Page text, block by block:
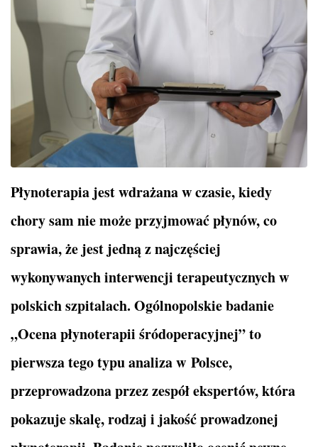
Płynoterapia jest wdrażana w czasie, kiedy
chory sam nie może przyjmować płynów, co
sprawia, że jest jedną z najczęściej
wykonywanych interwencji terapeutycznych w
polskich szpitalach. Ogólnopolskie badanie
„Ocena płynoterapii śródoperacyjnej” to
pierwsza tego typu analiza w Polsce,
przeprowadzona przez zespół ekspertów, która
pokazuje skalę, rodzaj i jakość prowadzonej